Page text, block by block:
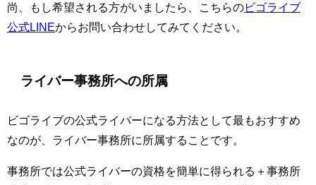
尚、もし希望される方がいましたら、こちらのビゴライブ
公式LINEからお問い合わせしてみてください。
ライバー事務所への所属
ビゴライブの公式ライバーになる方法として最もおすすめ
なのが、ライバー事務所に所属することです。
事務所では公式ライバーの資格を簡単に得られる＋事務所